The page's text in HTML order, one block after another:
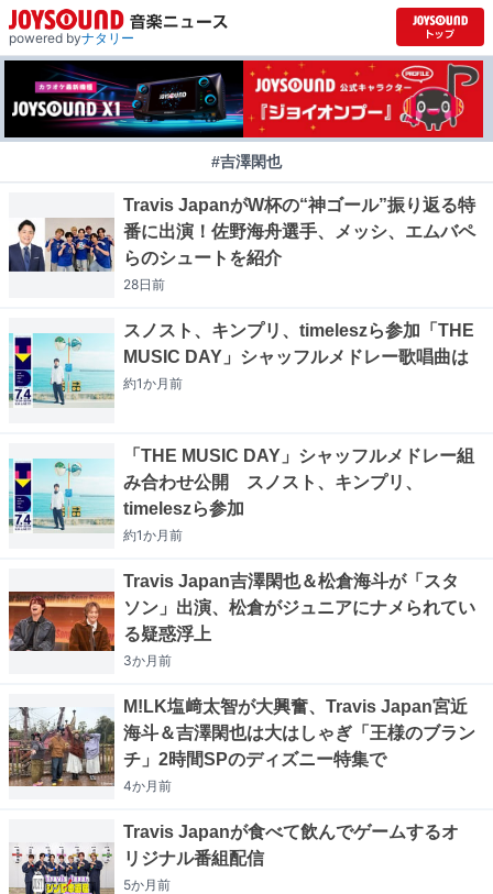
powered byナタリー
#吉澤閑也
Travis JapanがW杯の“神ゴール”振り返る特
番に出演！佐野海舟選手、メッシ、エムバペ
らのシュートを紹介
28日前
スノスト、キンプリ、timeleszら参加「THE
MUSIC DAY」シャッフルメドレー歌唱曲は
約1か月前
「THE MUSIC DAY」シャッフルメドレー組
み合わせ公開 スノスト、キンプリ、
timeleszら参加
約1か月前
Travis Japan吉澤閑也＆松倉海斗が「スタ
ソン」出演、松倉がジュニアにナメられてい
る疑惑浮上
3か月前
M!LK塩﨑太智が大興奮、Travis Japan宮近
海斗＆吉澤閑也は大はしゃぎ「王様のブラン
チ」2時間SPのディズニー特集で
4か月前
Travis Japanが食べて飲んでゲームするオ
リジナル番組配信
5か月前